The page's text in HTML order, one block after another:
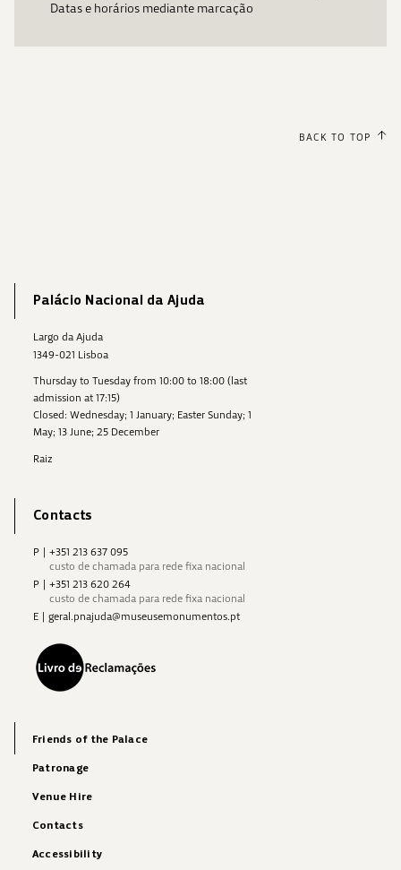
Datas e horários mediante marcação
BACK TO TOP
Palácio Nacional da Ajuda
Largo da Ajuda
1349-021 Lisboa
Thursday to Tuesday from 10:00 to 18:00 (last
admission at 17:15)
Closed: Wednesday; 1 January; Easter Sunday; 1
May; 13 June; 25 December
Raiz
Contacts
P
+351 213 637 095
custo de chamada para rede fixa nacional
P
+351 213 620 264
custo de chamada para rede fixa nacional
E
geral.pnajuda@museusemonumentos.pt
Friends of the Palace
Patronage
Venue Hire
Contacts
Accessibility